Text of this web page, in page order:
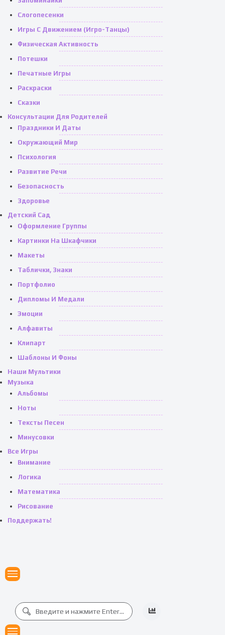
Слогопесенки
Игры С Движением (игро-Танцы)
Физическая Активность
Потешки
Печатные Игры
Раскраски
Сказки
Консультации Для Родителей
Праздники И Даты
Окружающий Мир
Психология
Развитие Речи
Безопасность
Здоровье
Детский Сад
Оформление Группы
Картинки На Шкафчики
Макеты
Таблички, Знаки
Портфолио
Дипломы И Медали
Эмоции
Алфавиты
Клипарт
Шаблоны И Фоны
Наши Мультики
Музыка
Альбомы
Ноты
Тексты Песен
Минусовки
Все Игры
Внимание
Логика
Математика
Рисование
Поддержать!